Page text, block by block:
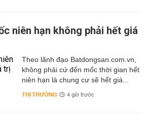
niên hạn không phải hết giá
Theo lãnh đạo Batdongsan.com.vn,
không phải cứ đến mốc thời gian hết
niên hạn là chung cư sẽ hết giá...
THỊ TRƯỜNG 4 giờ trước